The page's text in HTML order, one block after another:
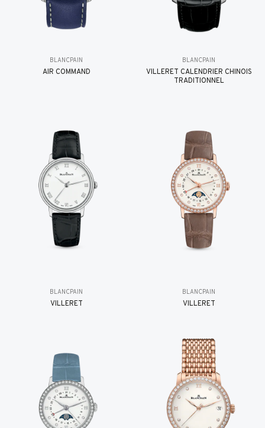
BLANCPAIN
AIR COMMAND
BLANCPAIN
VILLERET CALENDRIER CHINOIS
TRADITIONNEL
BLANCPAIN
VILLERET
BLANCPAIN
VILLERET